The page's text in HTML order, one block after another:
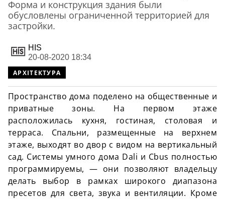
Форма и конструкция здания были
обусловлены ограниченной территорией для
застройки.
HIS
20-08-2020 18:34
АРХІТЕКТУРА
Пространство дома поделено на общественные и
приватные зоны. На первом этаже
расположилась кухня, гостиная, столовая и
терраса. Спальни, размещенные на верхнем
этаже, выходят во двор с видом на вертикальный
сад. Системы умного дома Dali и Cbus полностью
программируемы, — они позволяют владельцу
делать выбор в рамках широкого диапазона
пресетов для света, звука и вентиляции. Кроме